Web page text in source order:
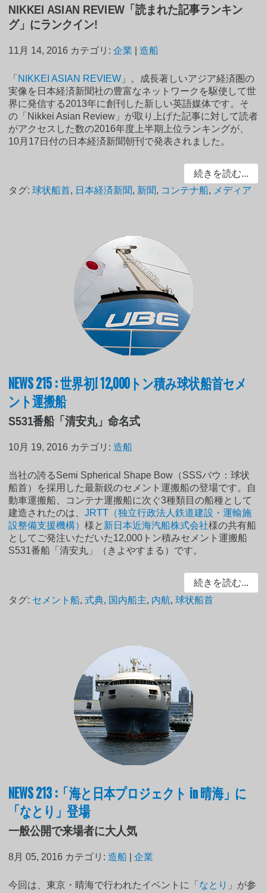
NIKKEI ASIAN REVIEW「読まれた記事ランキン
グ」にランクイン!
11月 14, 2016 カテゴリ:企業 |造船
「 NIKKEI ASIAN REVIEW 」。成長著しいアジア経済圏の
実像を日本経済新聞社の豊富なネットワークを駆使して世
界に発信する2013年に創刊した新しい英語媒体です。そ
の「Nikkei Asian Review」が取り上げた記事に対して読者
がアクセスした数の2016年度上半期上位ランキングが、
10月17日付の日本経済新聞朝刊で発表されました。
続きを読む...
タグ:球状船首, 日本経済新聞, 新聞, コンテナ船, メディア
NEWS 215 : 世界初! 12,000トン積み球状船首セメ
ント運搬船
S531番船「清安丸」命名式
10月 19, 2016 カテゴリ:造船
当社の誇るSemi Spherical Shape Bow（SSSバウ：球状
船首）を採用した最新鋭のセメント運搬船の登場です。自
動車運搬船、コンテナ運搬船に次ぐ3種類目の船種として
建造されたのは、JRTT（独立行政法人鉄道建設・運輸施
設整備支援機構）様と 新日本近海汽船株式会社様の共有船
としてご発注いただいた12,000トン積みセメント運搬船
S531番船「清安丸」（きよやすまる）です。
続きを読む...
タグ: セメント船,式典, 国内船主, 内航,球状船首
NEWS 213 :「海と日本プロジェクト in 晴海」に
「なとり」登場
一般公開で来場者に大人気
8月 05, 2016 カテゴリ:造船 |企業
今回は、東京・晴海で行われたイベントに「 なとり 」が参